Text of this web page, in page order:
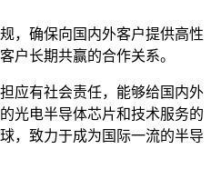
，确保向国内外客户提供高性
户长期共赢的合作关系。
应有社会责任，能够给国内外
光电半导体芯片和技术服务的
，致力于成为国际一流的半导